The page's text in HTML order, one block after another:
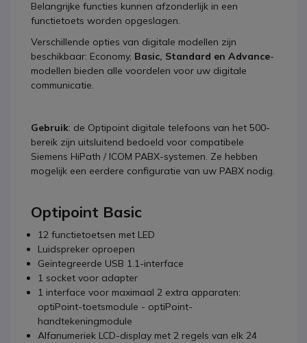
Belangrijke functies kunnen afzonderlijk in een
functietoets worden opgeslagen.
Verschillende opties van digitale modellen zijn
beschikbaar: Economy, Basic, Standard en Advance-
modellen bieden alle voordelen voor uw digitale
communicatie.
Gebruik: de Optipoint digitale telefoons van het 500-
bereik zijn uitsluitend bedoeld voor compatibele
Siemens HiPath / ICOM PABX-systemen. Ze hebben
mogelijk een eerdere configuratie van uw PABX nodig.
Optipoint Basic
12 functietoetsen met LED
Luidspreker oproepen
Geïntegreerde USB 1.1-interface
1 socket voor adapter
1 interface voor maximaal 2 extra apparaten:
optiPoint-toetsmodule - optiPoint-
handtekeningmodule
Alfanumeriek LCD-display met 2 regels van elk 24